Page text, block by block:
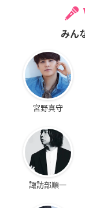
みん
宮野真守
諏訪部順一